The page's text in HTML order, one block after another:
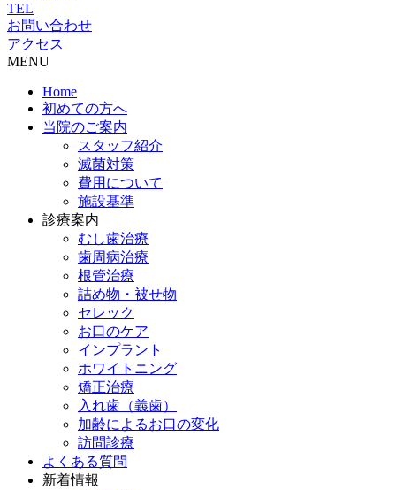
TEL
お問い合わせ
アクセス
MENU
Home
初めての方へ
当院のご案内
スタッフ紹介
滅菌対策
費用について
施設基準
診療案内
むし歯治療
歯周病治療
根管治療
詰め物・被せ物
セレック
お口のケア
インプラント
ホワイトニング
矯正治療
入れ歯（義歯）
加齢によるお口の変化
訪問診療
よくある質問
新着情報